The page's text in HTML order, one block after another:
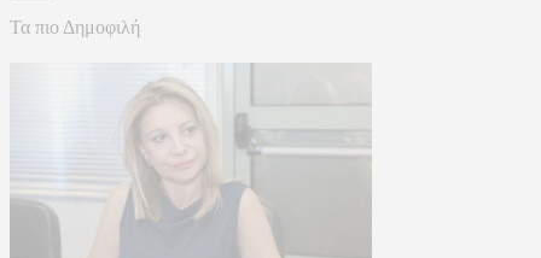
Τα πιο Δημοφιλή